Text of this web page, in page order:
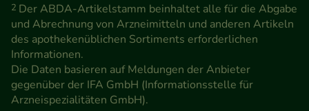
2 Der ABDA-Artikelstamm beinhaltet alle für die Abgabe
und Abrechnung von Arzneimitteln und anderen Artikeln
des apothekenüblichen Sortiments erforderlichen
Informationen.
Die Daten basieren auf Meldungen der Anbieter
gegenüber der IFA GmbH (Informationsstelle für
Arzneispezialitäten GmbH).